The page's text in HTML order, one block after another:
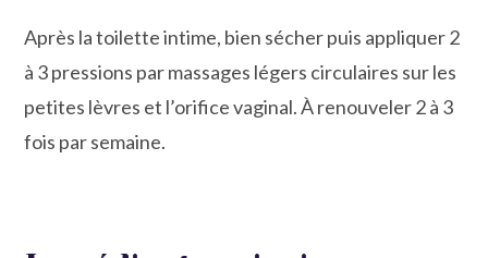
Après la toilette intime, bien sécher puis appliquer 2
à 3 pressions par massages légers circulaires sur les
petites lèvres et l’orifice vaginal. À renouveler 2 à 3
fois par semaine.